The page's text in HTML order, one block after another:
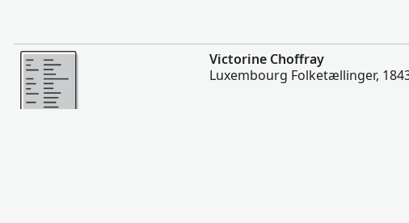
Mere
Victorine Choffray
Luxembourg Folketællinger,